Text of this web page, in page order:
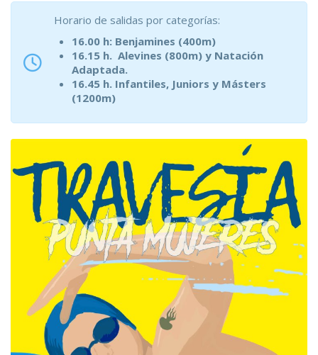
Horario de salidas por categorías:
16.00 h: Benjamines (400m)
16.15 h. Alevines (800m) y Natación
Adaptada.
16.45 h. Infantiles, Juniors y Másters
(1200m)